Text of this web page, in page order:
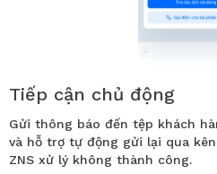
Tiếp cận chủ động
Gửi thông báo đến tệp khách
và hỗ trợ tự động gửi lại qua
ZNS xử lý không thành công.